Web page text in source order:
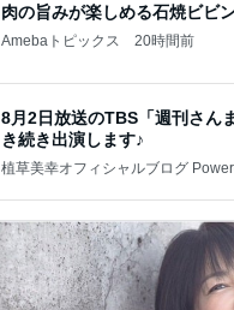
肉の旨みが楽しめる石焼ビビ
Amebaトピックス 20時間前
8月2日放送のTBS「週刊さん
き続き出演します♪
植草美幸オフィシャルブログ